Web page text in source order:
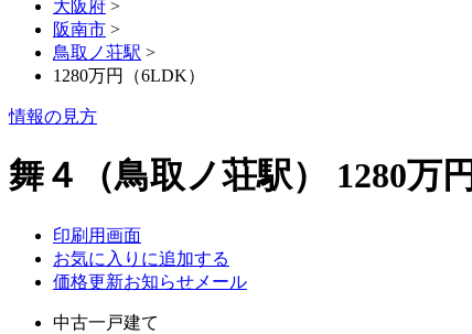
大阪府 >
阪南市 >
鳥取ノ荘駅 >
1280万円（6LDK）
情報の見方
舞４（鳥取ノ荘駅） 1280万円
印刷用画面
お気に入りに追加する
価格更新お知らせメール
中古一戸建て